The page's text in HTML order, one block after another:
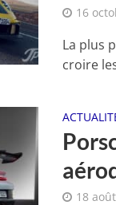
16
La plus
croire
18